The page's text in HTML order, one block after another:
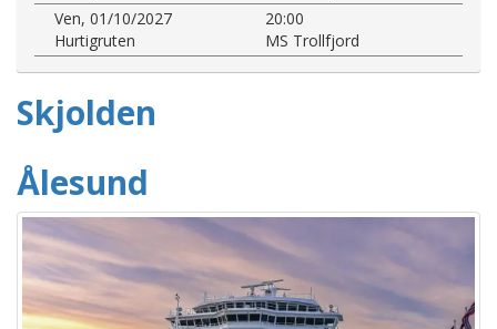
Ven, 01/10/2027
20:00
Hurtigruten
MS Trollfjord
Skjolden
Ålesund